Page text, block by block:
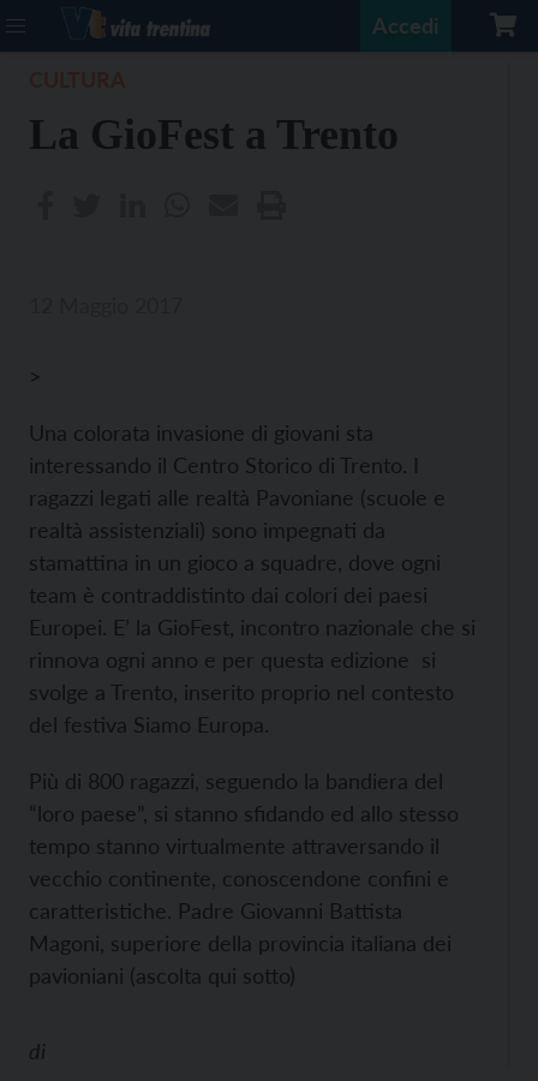
Accedi
La GioFest a Trento
>
Una colorata invasione di giovani sta
interessando il Centro Storico di Trento. I
ragazzi legati alle realtà Pavoniane (scuole e
realtà assistenziali) sono impegnati da
stamattina in un gioco a squadre, dove ogni
team è contraddistinto dai colori dei paesi
Europei. E’ la GioFest, incontro nazionale che si
rinnova ogni anno e per questa edizione si
svolge a Trento, inserito proprio nel contesto
del festiva Siamo Europa.
Più di 800 ragazzi, seguendo la bandiera del
“loro paese”, si stanno sfidando ed allo stesso
tempo stanno virtualmente attraversando il
vecchio continente, conoscendone confini e
caratteristiche. Padre Giovanni Battista
Magoni, superiore della provincia italiana dei
pavioniani (ascolta qui sotto)
di